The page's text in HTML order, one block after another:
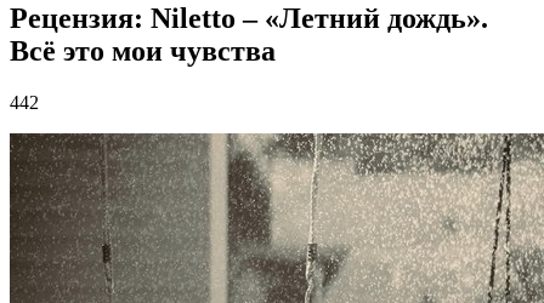
Рецензия: Niletto – «Летний дождь».
Всё это мои чувства
442